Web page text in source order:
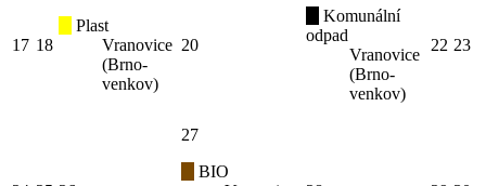
17 18
Plast
Vranovice
(Brno-
venkov)
20
Komunální
odpad
Vranovice
(Brno-
venkov)
22 23
27
BIO